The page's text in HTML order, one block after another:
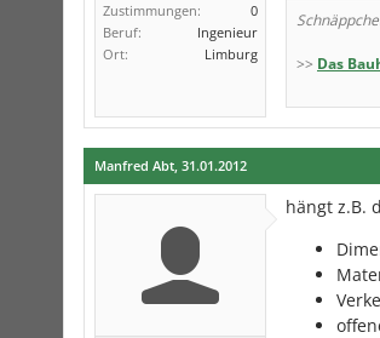
Zustimmungen:
0
Beruf:
Ingenieur
Ort:
Limburg >> Das
Manfred Abt, 31.01.2012
hängt z.B.